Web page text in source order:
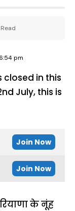
pm
Join Now
Join Now
के नूंह